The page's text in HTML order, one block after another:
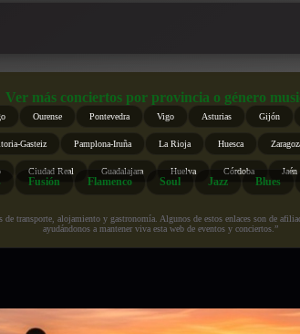
Ver más conciertos por provincia o género
Ourense Pontevedra Vigo Asturias Gijón
Gasteiz Pamplona-Iruña La Rioja Huesca
Ciudad Real Guadalajara Huelva Córdoba Jaén
Fusión Flamenco Soul Jazz Blues
transporte, alojamiento y gastronomía. Algunos de estos enlaces son de
ayudándonos a mantener viva esta web de eventos y conciertos.”